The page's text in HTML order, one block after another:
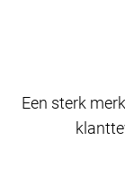
Een sterk